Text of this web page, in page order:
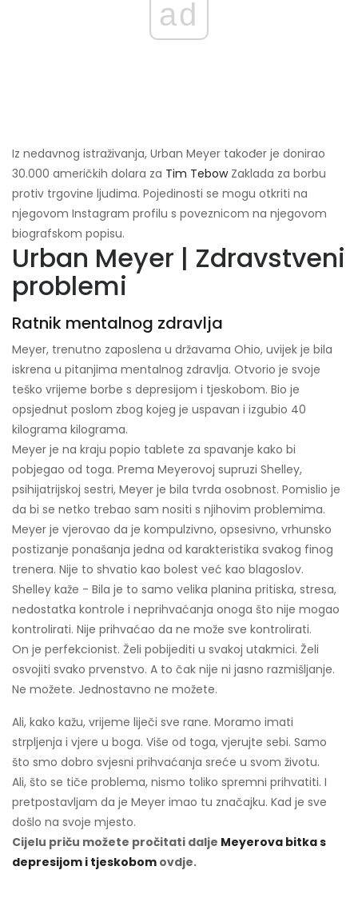
ad
Iz nedavnog istraživanja, Urban Meyer također je donirao
30.000 američkih dolara za Tim TebowZaklada za borbu
protiv trgovine ljudima. Pojedinosti se mogu otkriti na
njegovom Instagram profilu s poveznicom na njegovom
biografskom popisu.
Urban Meyer | Zdravstveni
problemi
Ratnik mentalnog zdravlja
Meyer, trenutno zaposlena u državama Ohio, uvijek je bila
iskrena u pitanjima mentalnog zdravlja. Otvorio je svoje
teško vrijeme borbe s depresijom i tjeskobom. Bio je
opsjednut poslom zbog kojeg je uspavan i izgubio 40
kilograma kilograma.
Meyer je na kraju popio tablete za spavanje kako bi
pobjegao od toga. Prema Meyerovoj supruzi Shelley,
psihijatrijskoj sestri, Meyer je bila tvrda osobnost. Pomislio je
da bi se netko trebao sam nositi s njihovim problemima.
Meyer je vjerovao da je kompulzivno, opsesivno, vrhunsko
postizanje ponašanja jedna od karakteristika svakog finog
trenera. Nije to shvatio kao bolest već kao blagoslov.
Shelley kaže - Bila je to samo velika planina pritiska, stresa,
nedostatka kontrole i neprihvaćanja onoga što nije mogao
kontrolirati. Nije prihvaćao da ne može sve kontrolirati.
On je perfekcionist. Želi pobijediti u svakoj utakmici. Želi
osvojiti svako prvenstvo. A to čak nije ni jasno razmišljanje.
Ne možete. Jednostavno ne možete.
Ali, kako kažu, vrijeme liječi sve rane. Moramo imati
strpljenja i vjere u boga. Više od toga, vjerujte sebi. Samo
što smo dobro svjesni prihvaćanja sreće u svom životu.
Ali, što se tiče problema, nismo toliko spremni prihvatiti. I
pretpostavljam da je Meyer imao tu značajku. Kad je sve
došlo na svoje mjesto.
Cijelu priču možete pročitati dalje Meyerova bitka s
depresijom i tjeskobom ovdje.